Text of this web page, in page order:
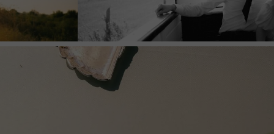
PER SEMPRE